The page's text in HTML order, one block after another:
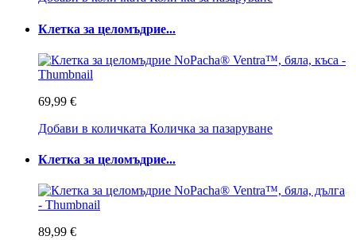
Клетка за целомъдрие...
69,99 €
Добави в количката Количка за пазаруване
Клетка за целомъдрие...
89,99 €